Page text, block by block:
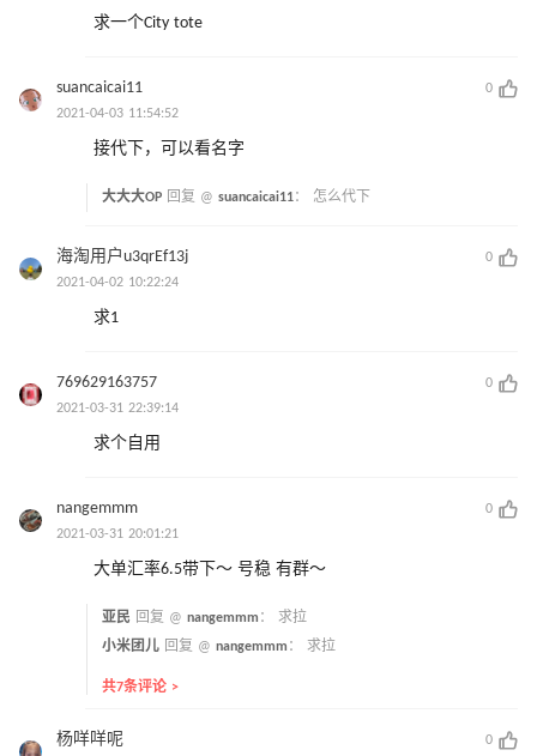
求一个City tote
suancaicai11
0
2021-04-03 11:54:52
接代下，可以看名字
大大大OP 回复 @ suancaicai11： 怎么代下
海淘用户u3qrEf13j
0
2021-04-02 10:22:24
求1
769629163757
0
2021-03-31 22:39:14
求个自用
nangemmm
0
2021-03-31 20:01:21
大单汇率6.5带下～ 号稳 有群～
亚民 回复 @ nangemmm ： 求拉
小米团儿 回复 @ nangemmm ： 求拉
共7条评论 >
杨咩咩呢 0